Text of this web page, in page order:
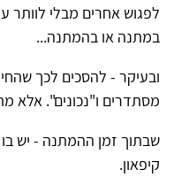
לפגוש אחרים מבלי לוותר
במתנה או בהמתנה...
ובעיקר - להסכים לכך
מסתדרים ו"נכונים". אלא
שבתוך זמן ההמתנה - יש
קיפאון.